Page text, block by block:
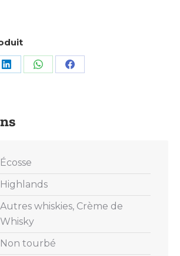
Share Share Share
Écosse
Highlands
Autres whiskies, Crème de
Whisky
Non tourbé